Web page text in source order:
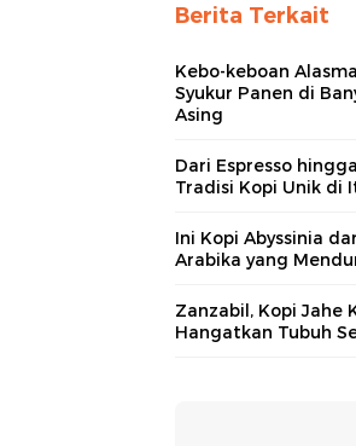
Berita Terkait
Kebo-keboan
Syukur Panen di
Asing
Dari Espresso
Tradisi Kopi Unik di
Ini Kopi Abyssinia
Arabika yang
Zanzabil, Kopi Jahe
Hangatkan Tubuh